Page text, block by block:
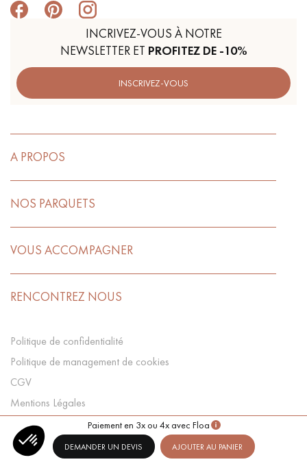
Paiement en 3x ou 4x avec Floa
DEMANDER UN DEVIS AJOUTER AU PANIER
INCRIVEZ-VOUS À NOTRE
NEWSLETTER ET PROFITEZ DE -10%
INSCRIVEZ-VOUS
A PROPOS
NOS PARQUETS
VOUS ACCOMPAGNER
RENCONTREZ NOUS
Politique de confidentialité
Politique de management de cookies
CGV
Mentions Légales
Préférences Cookies